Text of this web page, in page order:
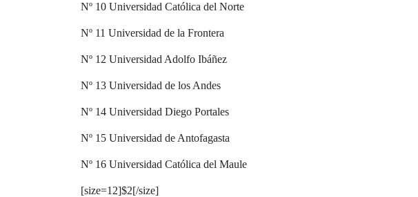
Nº 10 Universidad Católica del Norte
Nº 11 Universidad de la Frontera
Nº 12 Universidad Adolfo Ibáñez
Nº 13 Universidad de los Andes
Nº 14 Universidad Diego Portales
Nº 15 Universidad de Antofagasta
Nº 16 Universidad Católica del Maule
[size=12]$2[/size]